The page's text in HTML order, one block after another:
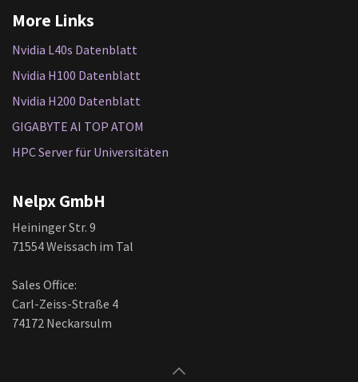
More Links
Nvidia L40s Datenblatt
Nvidia H100 Datenblatt
Nvidia H200 Datenblatt
GIGABYTE AI TOP ATOM
HPC Server für Universitäten
Nelpx GmbH
Heininger Str. 9
71554 Weissach im Tal
Sales Office:
Carl-Zeiss-Straße 4
74172 Neckarsulm